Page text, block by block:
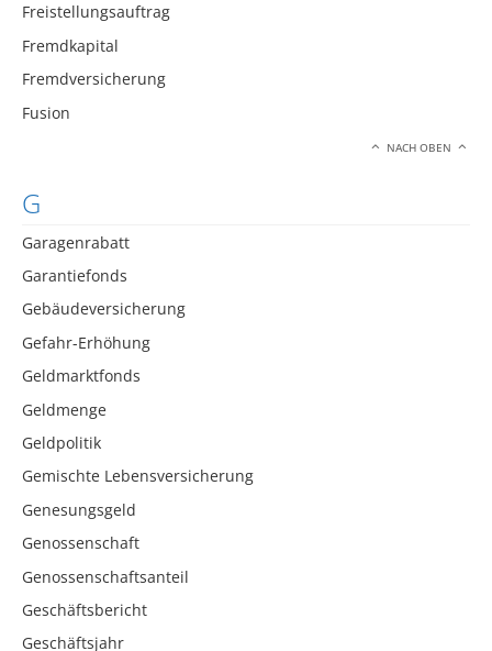
Freistellungsauftrag
Fremdkapital
Fremdversicherung
Fusion
NACH OBEN
G
Garagenrabatt
Garantiefonds
Gebäudeversicherung
Gefahr-Erhöhung
Geldmarktfonds
Geldmenge
Geldpolitik
Gemischte Lebensversicherung
Genesungsgeld
Genossenschaft
Genossenschaftsanteil
Geschäftsbericht
Geschäftsjahr